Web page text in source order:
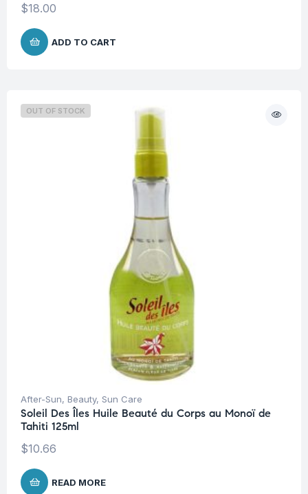
$18.00
ADD TO CART
OUT OF STOCK
After-Sun, Beauty, Sun Care
Soleil Des Îles Huile Beauté du Corps au Monoï de
Tahiti 125ml
$10.66
READ MORE